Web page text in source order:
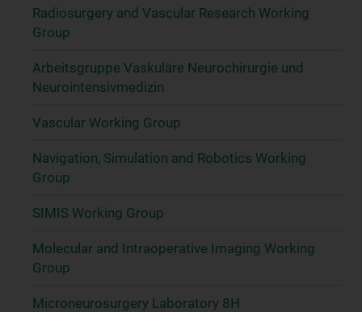
Radiosurgery and Vascular Research Working
Group
Arbeitsgruppe Vaskuläre Neurochirurgie und
Neurointensivmedizin
Vascular Working Group
Navigation, Simulation and Robotics Working
Group
SIMIS Working Group
Molecular and Intraoperative Imaging Working
Group
Microneurosurgery Laboratory 8H